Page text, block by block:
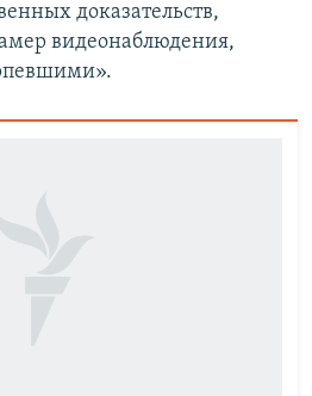
доказательств,
видеонаблюдения,